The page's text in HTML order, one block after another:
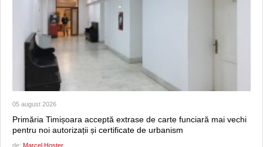
05 august 2026
Primăria Timișoara acceptă extrase de carte funciară mai vechi
pentru noi autorizații și certificate de urbanism
de: Marcel Hoster